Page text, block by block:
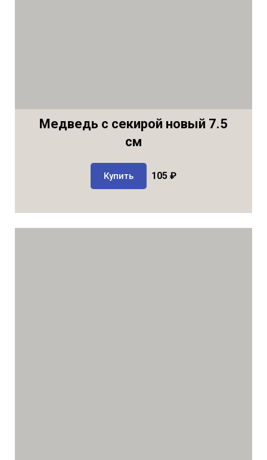
Медведь с секирой новый 7.5
см
Купить 105 ₽